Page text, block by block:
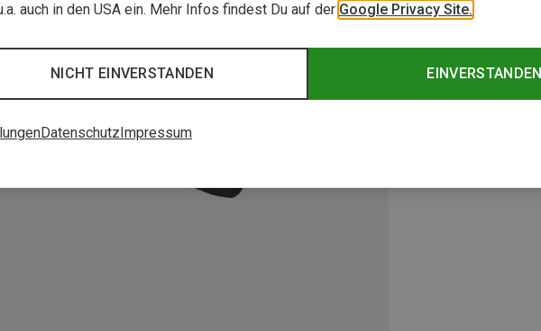
auch in den USA ein. Mehr Infos findest Du auf der Google Privacy Site.
EINVERSTANDEN
NICHT EINVERSTANDEN
Datenschutz Impressum